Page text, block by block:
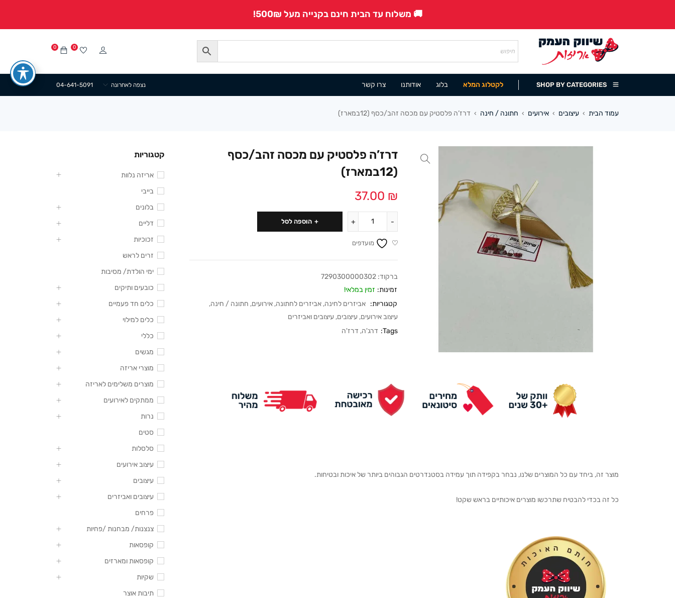
🚚 משלוח עד הבית חינם בקנייה מעל 500₪!
0 0
SHOP BY CATEGORIES לקטלוג המלא בלוג אודותנו צרו קשר 04-641-5091 נצפה לאחרונה
עמוד הבית › עיצובים › אירועים › חתונה / חינה › דרז’ה פלסטיק עם מכסה זהב/כסף (12במארז)
דרז’ה פלסטיק עם מכסה זהב/כסף
(12במארז)
37.00 ₪
הוספה לסל
מועדפים
ברקוד: 7290300000302
זמינות: זמין במלאי!
קטגוריות: אביזרים לחינה, אביזרים לחתונה, אירועים, חתונה / חינה,
עיצוב אירועים, עיצובים, עיצובים ואביזרים
Tags: דרג'ה, דרז'ה
מוצר זה, ביחד עם כל המוצרים שלנו, נבחר בקפידה תוך עמידה בסטנדרטים הגבוהים ביותר של איכות ובטיחות.
כל זה בכדי להבטיח שתרכשו מוצרים איכותיים בראש שקט!
קטגוריות
אריזה נלוות
בייבי
בלונים
דליים
זכוכיות
זרים לראש
ימי הולדת/ מסיבות
כובעים ותיקים
כלים חד פעמיים
כלים למילוי
כללי
מגשים
מוצרי אריזה
מוצרים משלימים לאריזה
ממתקים לאירועים
נרות
סטים
סלסלות
עיצוב אירועים
עיצובים
עיצובים ואביזרים
פרחים
צנצנות/ מבחנות /פחיות
קופסאות
קופסאות ומארזים
שקיות
תיבות אוצר